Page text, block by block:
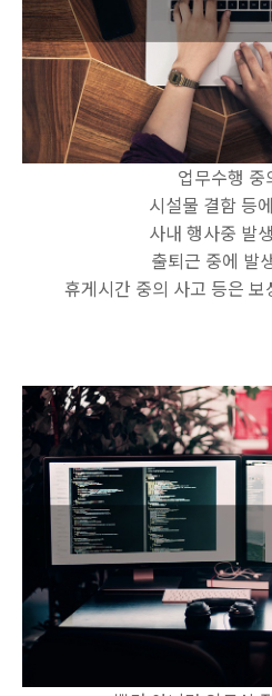
업무수행 중
시설물 결함 등
사내 행사중 발
출퇴근 중에 발
휴게시간 중의 사고 등은